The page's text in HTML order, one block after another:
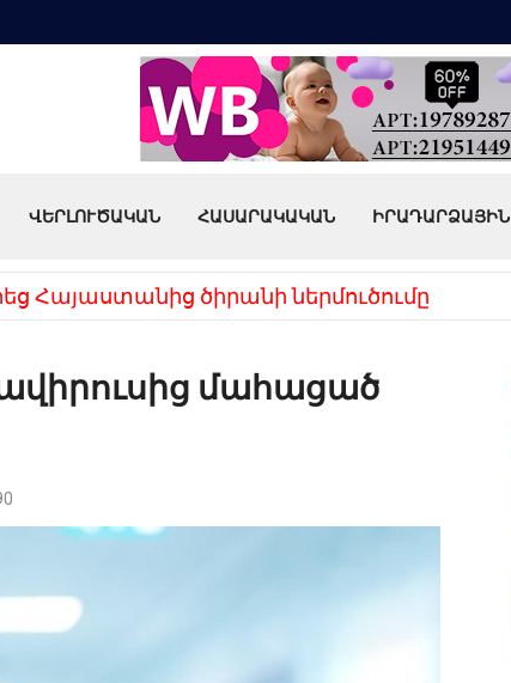
ՎԵՐԼՈՒԾԱԿԱՆ ՀԱՍԱՐԱԿԱԿԱՆ ԻՐԱԴԱՐՁԱՅԻՆ
Հայաստանից ծիրանի ներմուծումը
մահացած